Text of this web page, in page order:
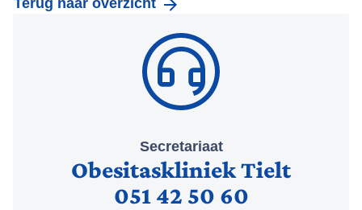
Terug naar overzicht
Secretariaat
Obesitaskliniek Tielt
051 42 50 60